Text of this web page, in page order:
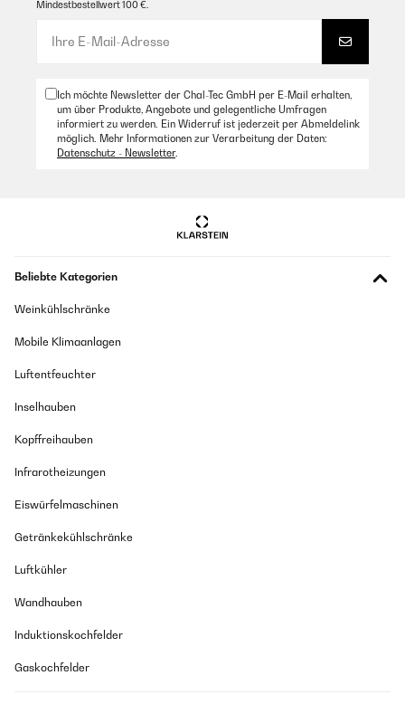
Mindestbestellwert 100 €.
Ich möchte Newsletter der Chal-Tec GmbH per E-Mail erhalten,
um über Produkte, Angebote und gelegentliche Umfragen
informiert zu werden. Ein Widerruf ist jederzeit per Abmeldelink
möglich. Mehr Informationen zur Verarbeitung der Daten:
Datenschutz - Newsletter.
Beliebte Kategorien
Weinkühlschränke
Mobile Klimaanlagen
Luftentfeuchter
Inselhauben
Kopffreihauben
Infrarotheizungen
Eiswürfelmaschinen
Getränkekühlschränke
Luftkühler
Wandhauben
Induktionskochfelder
Gaskochfelder